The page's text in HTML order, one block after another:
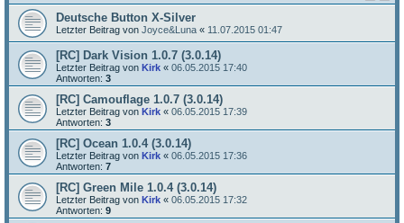
Deutsche Button X-Silver
Letzter Beitrag von Joyce&Luna « 11.07.2015 01:47
[RC] Dark Vision 1.0.7 (3.0.14)
Letzter Beitrag von Kirk « 06.05.2015 17:40
Antworten: 3
[RC] Camouflage 1.0.7 (3.0.14)
Letzter Beitrag von Kirk « 06.05.2015 17:39
Antworten: 3
[RC] Ocean 1.0.4 (3.0.14)
Letzter Beitrag von Kirk « 06.05.2015 17:36
Antworten: 7
[RC] Green Mile 1.0.4 (3.0.14)
Letzter Beitrag von Kirk « 06.05.2015 17:32
Antworten: 9